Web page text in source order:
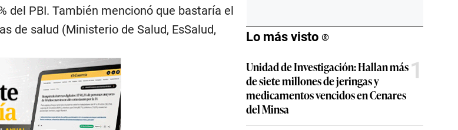
del PBI. También mencionó que bastaría el
de salud (Ministerio de Salud, EsSalud,
Lo más visto
Unidad de Investigación: Hallan más
de siete millones de jeringas y
medicamentos vencidos en Cenares
del Minsa
1